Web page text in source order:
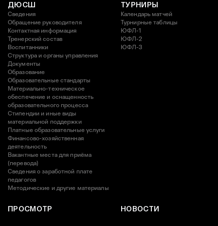
ДЮСШ
Сведения
Обращение руководителя
Контактная информация
Тренерский состав
Воспитанники
Структура и органы управления
Документы
Образование
Образовательные стандарты
Материально-техническое
обеспечение и оснащенность
образовательного процесса
Стипендии и иные виды
материальной поддержки
Платные образовательные услуги
Финансово-хозяйственная
деятельность
Вакантные места для приёма
(перевода)
Сведения о заработной плате
педагогов
Методические и другие материалы
ТУРНИРЫ
Календарь матчей
Турнирные таблицы
ЮФЛ-1
ЮФЛ-2
ЮФЛ-3
ПРОСМОТР НОВОСТИ